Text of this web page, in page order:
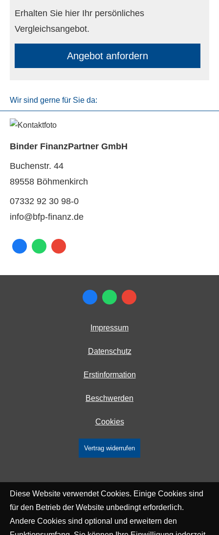
Erhalten Sie hier Ihr persönliches
Vergleichsangebot.
An­ge­bot an­for­dern
Wir sind gerne für Sie da:
Binder FinanzPartner GmbH
Buchenstr. 44
89558 Böhmenkirch
07332 92 30 98-0
info@bfp-finanz.de
Impressum
Datenschutz
Erstinformation
Beschwerden
Cookies
Vertrag widerrufen
Diese Website verwendet Cookies. Einige Cookies sind
für den Betrieb der Website unbedingt erforderlich.
Andere Cookies sind optional und erweitern den